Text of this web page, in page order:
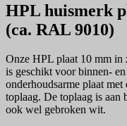
HPL huismerk
(ca. RAL 9010)
Onze HPL plaat 10 mm
is geschikt voor binnen-
onderhoudsarme plaat
toplaag. De toplaag is
ook wel gebroken wit.